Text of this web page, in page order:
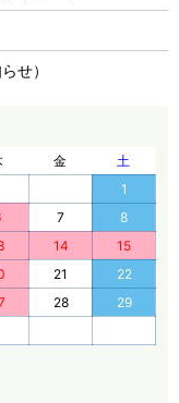
せ）
金
土
1
7
8
14
15
21
22
28
29